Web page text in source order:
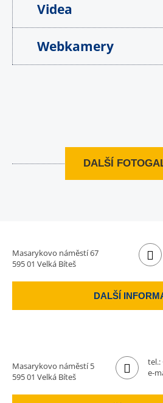
Videa
Webkamery
DALŠÍ
Masarykovo náměstí 67
595 01 Velká Bíteš
DALŠÍ
Masarykovo náměstí 5
595 01 Velká Bíteš
tel.:
e-